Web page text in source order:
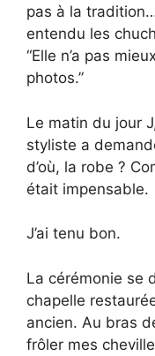
pas à la tradition…
entendu les
“Elle n’a pas
photos.”
Le matin du jour
styliste a
d’où, la robe ?
était impensable.
J’ai tenu bon.
La cérémonie se
chapelle
ancien. Au bras
frôler mes